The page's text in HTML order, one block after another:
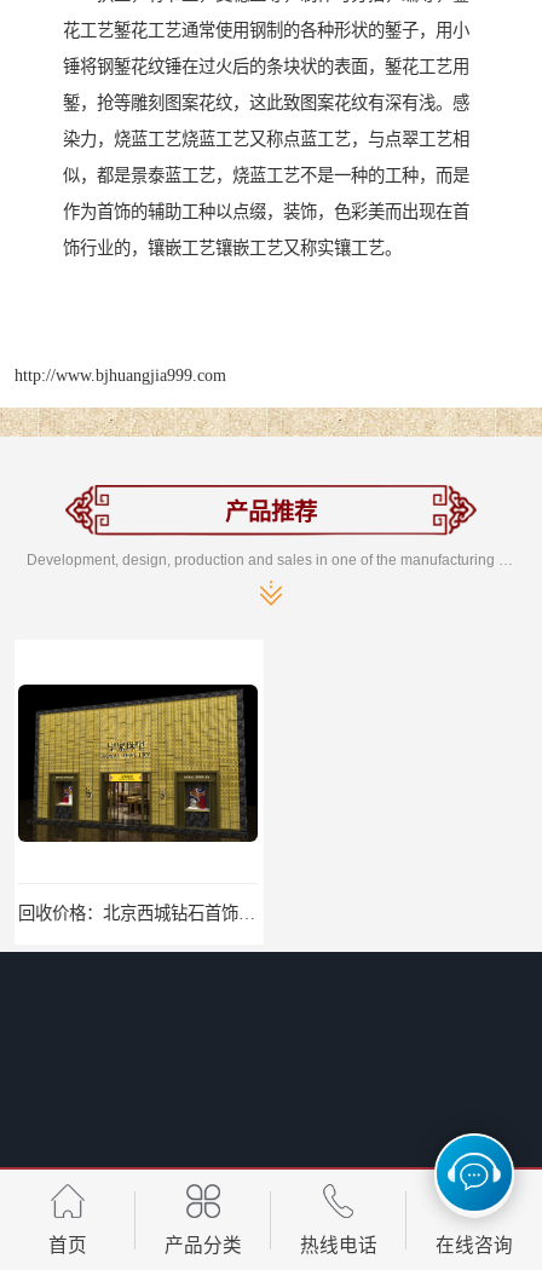
花工艺錾花工艺通常使用钢制的各种形状的錾子，用小
锤将钢錾花纹锤在过火后的条块状的表面，錾花工艺用
錾，抢等雕刻图案花纹，这此致图案花纹有深有浅。感
染力，烧蓝工艺烧蓝工艺又称点蓝工艺，与点翠工艺相
似，都是景泰蓝工艺，烧蓝工艺不是一种的工种，而是
作为首饰的辅助工种以点缀，装饰，色彩美而出现在首
饰行业的，镶嵌工艺镶嵌工艺又称实镶工艺。
http://www.bjhuangjia999.com
产品推荐
首页 产品分类 热线电话 在线咨询